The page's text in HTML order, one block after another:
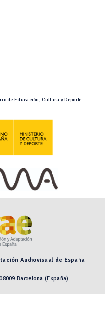
de Educación, Cultura y Deporte
Audiovisual de España
Barcelona (España)